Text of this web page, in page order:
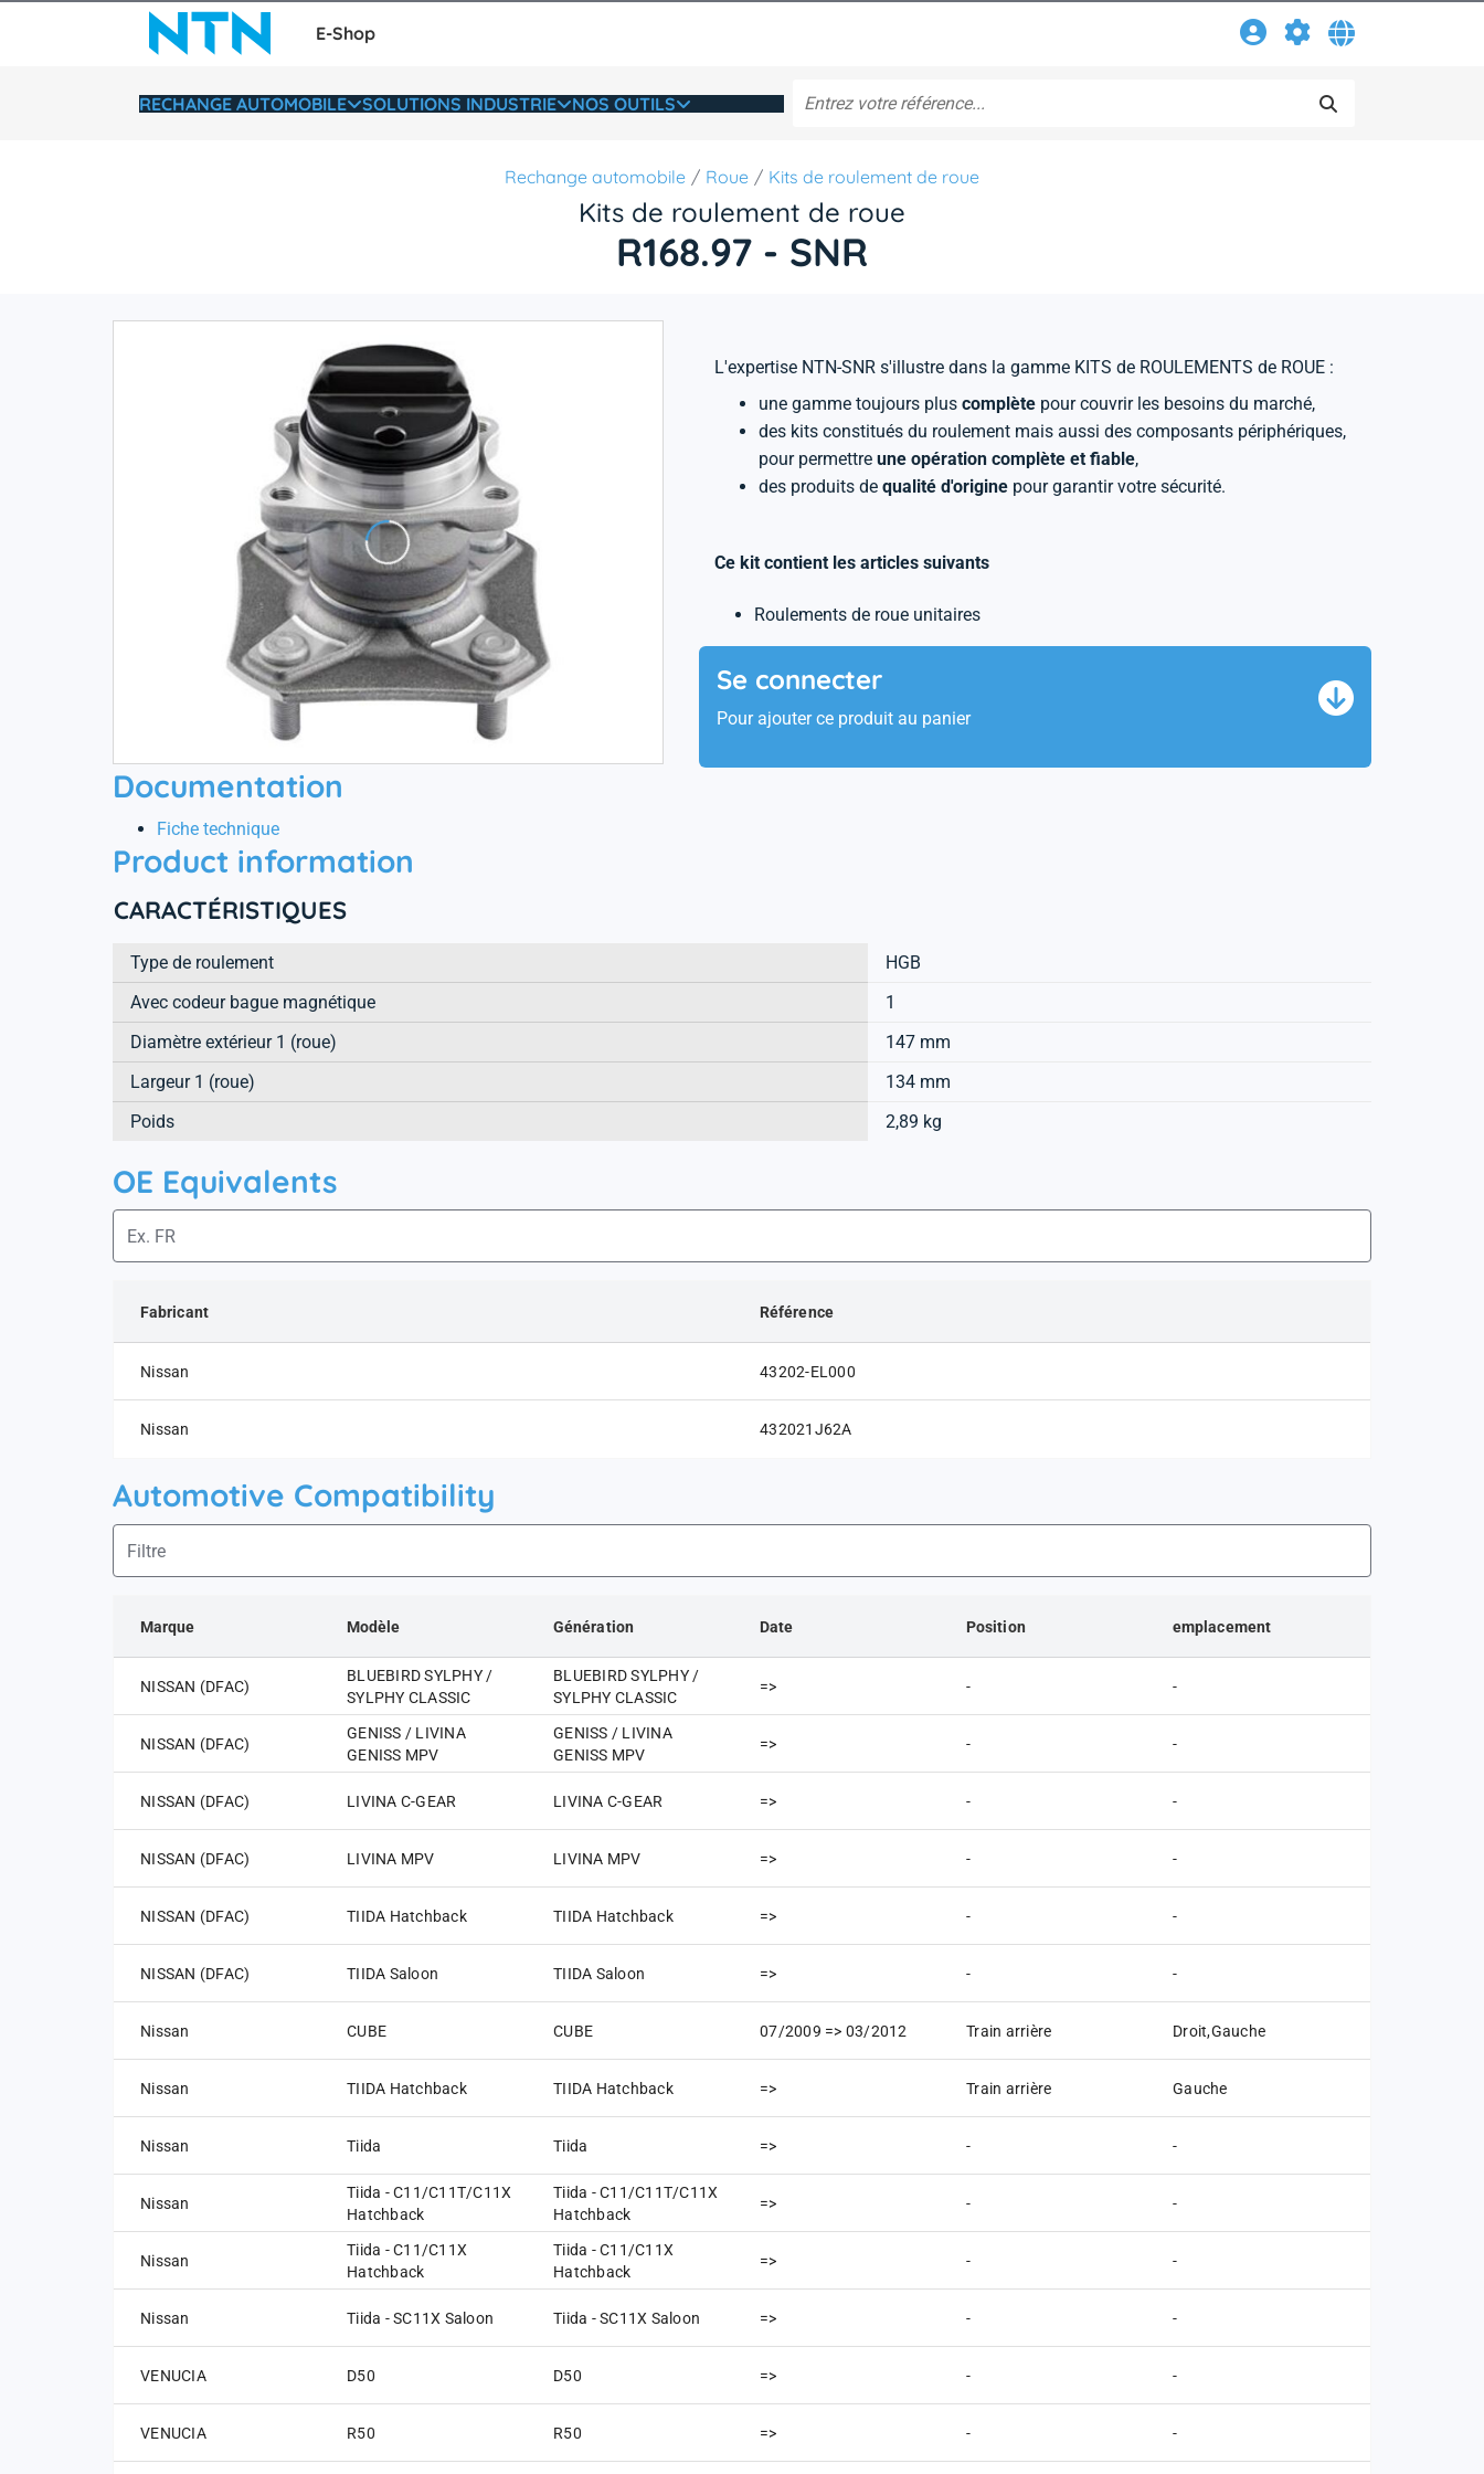
E-Shop
RECHANGE AUTOMOBILE SOLUTIONS INDUSTRIE NOS OUTILS
Rechange automobile Roue Kits de roulement de roue
Kits de roulement de roue
R168.97 - SNR
L'expertise NTN-SNR s'illustre dans la gamme KITS de ROULEMENTS de ROUE :
une gamme toujours plus complètepour couvrir les besoins du marché,
des kits constitués du roulement mais aussi des composants périphériques,
pour permettre une opération complète et fiable,
des produits de qualité d'originepour garantir votre sécurité.
Ce kit contient les articles suivants
Roulements de roue unitaires
Se connecter
Pour ajouter ce produit au panier
Documentation
Fiche technique
Product information
CARACTÉRISTIQUES
Type de roulement
HGB
Avec codeur bague magnétique
1
Diamètre extérieur 1 (roue)
147 mm
Largeur 1 (roue)
134 mm
Poids
2,89 kg
OE Equivalents
Fabricant Référence
Nissan 43202-EL000
Nissan 432021J62A
Automotive Compatibility
Marque Modèle Génération Date Position emplacement
NISSAN (DFAC)
BLUEBIRD SYLPHY /
SYLPHY CLASSIC
BLUEBIRD SYLPHY /
SYLPHY CLASSIC
=> - -
NISSAN (DFAC)
GENISS / LIVINA
GENISS MPV
GENISS / LIVINA
GENISS MPV
=> - -
NISSAN (DFAC) LIVINA C-GEAR LIVINA C-GEAR => - -
NISSAN (DFAC) LIVINA MPV LIVINA MPV => - -
NISSAN (DFAC) TIIDA Hatchback TIIDA Hatchback => - -
NISSAN (DFAC) TIIDA Saloon TIIDA Saloon => - -
Nissan CUBE CUBE 07/2009 => 03/2012 Train arrière Droit,Gauche
Nissan TIIDA Hatchback TIIDA Hatchback => Train arrière Gauche
Nissan Tiida Tiida => - -
Nissan
Tiida - C11/C11T/C11X
Hatchback
Tiida - C11/C11T/C11X
Hatchback
=> - -
Nissan
Tiida - C11/C11X
Hatchback
Tiida - C11/C11X
Hatchback
=> - -
Nissan Tiida - SC11X Saloon Tiida - SC11X Saloon => - -
VENUCIA D50 D50 => - -
VENUCIA R50 R50 => - -